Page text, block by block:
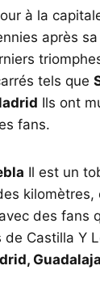
à la
après
tels que
Ils ont
fans.
Il est un
kilomètres,
des fans
Castilla Y